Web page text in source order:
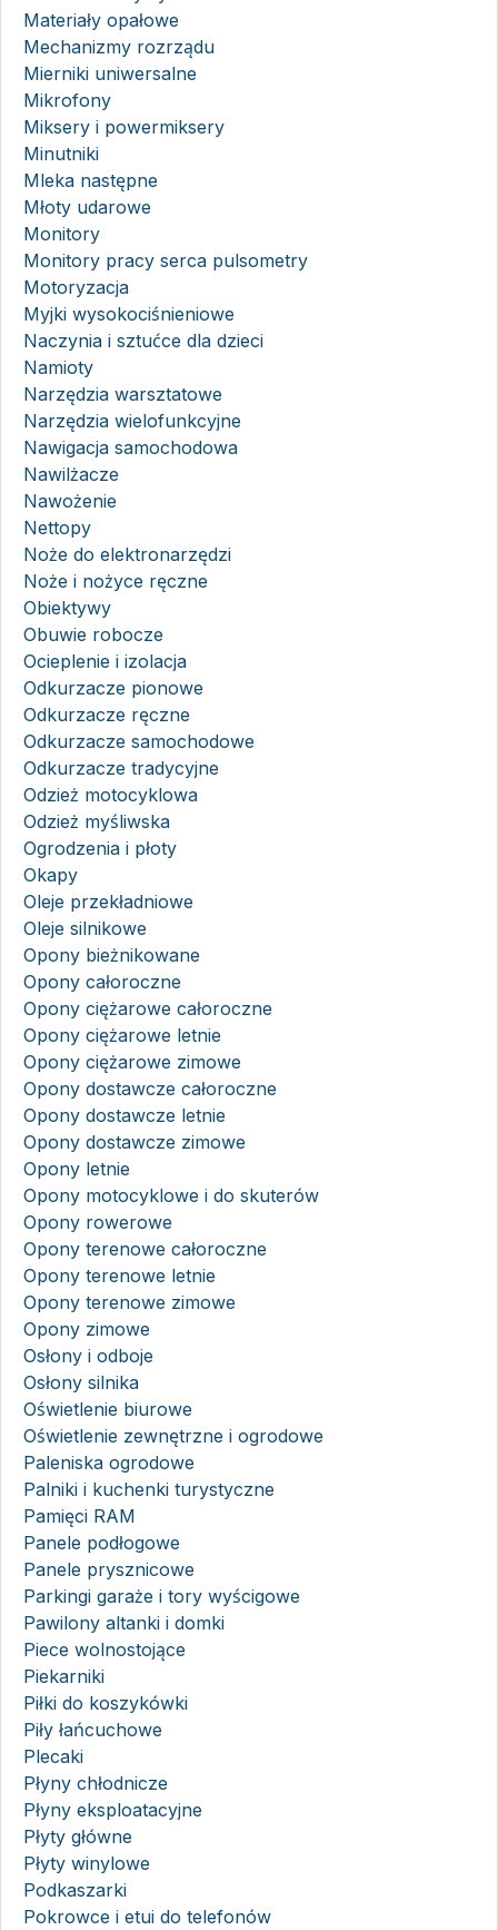
Materiały opałowe
Mechanizmy rozrządu
Mierniki uniwersalne
Mikrofony
Miksery i powermiksery
Minutniki
Mleka następne
Młoty udarowe
Monitory
Monitory pracy serca pulsometry
Motoryzacja
Myjki wysokociśnieniowe
Naczynia i sztućce dla dzieci
Namioty
Narzędzia warsztatowe
Narzędzia wielofunkcyjne
Nawigacja samochodowa
Nawilżacze
Nawożenie
Nettopy
Noże do elektronarzędzi
Noże i nożyce ręczne
Obiektywy
Obuwie robocze
Ocieplenie i izolacja
Odkurzacze pionowe
Odkurzacze ręczne
Odkurzacze samochodowe
Odkurzacze tradycyjne
Odzież motocyklowa
Odzież myśliwska
Ogrodzenia i płoty
Okapy
Oleje przekładniowe
Oleje silnikowe
Opony bieżnikowane
Opony całoroczne
Opony ciężarowe całoroczne
Opony ciężarowe letnie
Opony ciężarowe zimowe
Opony dostawcze całoroczne
Opony dostawcze letnie
Opony dostawcze zimowe
Opony letnie
Opony motocyklowe i do skuterów
Opony rowerowe
Opony terenowe całoroczne
Opony terenowe letnie
Opony terenowe zimowe
Opony zimowe
Osłony i odboje
Osłony silnika
Oświetlenie biurowe
Oświetlenie zewnętrzne i ogrodowe
Paleniska ogrodowe
Palniki i kuchenki turystyczne
Pamięci RAM
Panele podłogowe
Panele prysznicowe
Parkingi garaże i tory wyścigowe
Pawilony altanki i domki
Piece wolnostojące
Piekarniki
Piłki do koszykówki
Piły łańcuchowe
Plecaki
Płyny chłodnicze
Płyny eksploatacyjne
Płyty główne
Płyty winylowe
Podkaszarki
Pokrowce i etui do telefonów